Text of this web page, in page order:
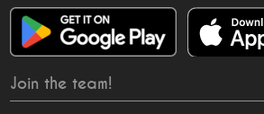
Join the team!